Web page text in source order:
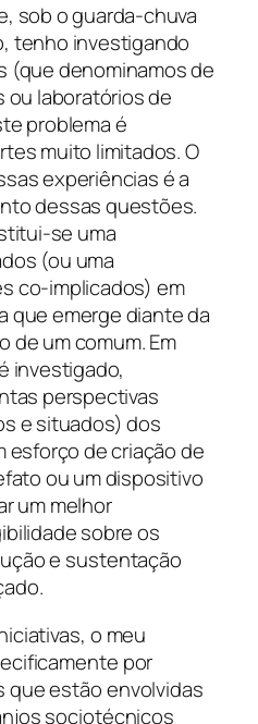
sob o guarda-chuva
tenho investigando
(que denominamos de
ou laboratórios de
problema é
muito limitados. O
experiências é a
dessas questões.
se uma
(ou uma
co-implicados) em
que emerge diante da
de um comum. Em
investigado,
perspectivas
e situados) dos
esforço de criação de
ou um dispositivo
um melhor
sobre os
e sustentação
o meu
por
que estão envolvidas
sociotécnicos